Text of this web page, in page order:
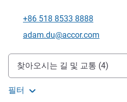
전화
+86 518 8533 8888
E-mail
adam.du@accor.com
호텔 접근 및 교통
찾아오시는 길 및 교통 (4)
필터